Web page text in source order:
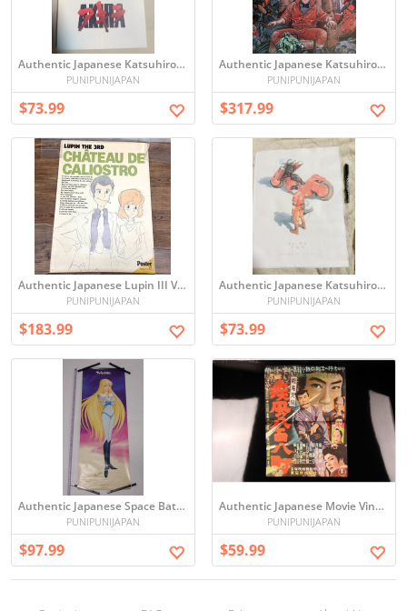
Authentic Japanese Katsuhiro Otomo Vintage Poster (大友克洋 アキラ ポスター KA玩1 36)
PUNIPUNIJAPAN
$73.99
Authentic Japanese Katsuhiro Otomo Vintage Poster (アキラ AKIRA ロシア版ポスター 大友克洋)
PUNIPUNIJAPAN
$317.99
Authentic Japanese Lupin III Vintage Poster - period original (6039 【当時物】 ルパン三世 カリオストロの城 B2ポスター LUPIN THE 3RD CHATEAU DE CALIOSTRO 宮崎駿 モンキー・パンチ)
PUNIPUNIJAPAN
$183.99
Authentic Japanese Katsuhiro Otomo Vintage Poster (大友克洋 アキラ 布製ポスター KA玩1 115)
PUNIPUNIJAPAN
$73.99
Authentic Japanese Space Battleship Yamato Vintage Poster - period original ([L管12]ポスター 宇宙戦艦ヤマト ヤマトよ永遠に ポスター 松本零士 サーシャ 西崎義展 当時物 アニメ)
PUNIPUNIJAPAN
$97.99
Authentic Japanese Movie Vintage Poster - Showa-era, period original, Toho ([URA]昭和レトロ/映画ポスター/鞍馬天狗 疾風八百八町/約70cm×50.5cm/4-6-45 (検索)骨董/映画/ポスター/レトロ/当時物/東宝)
PUNIPUNIJAPAN
$59.99